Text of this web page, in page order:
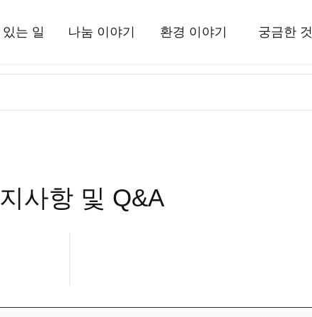
는 일 나눔 이야기 환경 이야기
삼보일배오체투지
궁금한 것
사항 및 Q&A